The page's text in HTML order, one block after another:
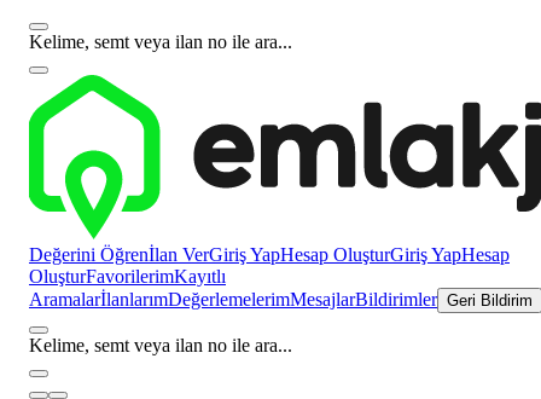
Kelime, semt veya ilan no ile ara...
Değerini Öğrenİlan VerGiriş YapHesap OluşturGiriş YapHesap
OluşturFavorilerimKayıtlı
AramalarİlanlarımDeğerlemelerimMesajlarBildirimler Geri Bildirim
Kelime, semt veya ilan no ile ara...